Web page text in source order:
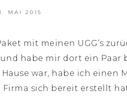
MAI 2015
mit meinen UGG’s
habe mir dort ein Paar
war, habe ich einen
sich bereit erstellt